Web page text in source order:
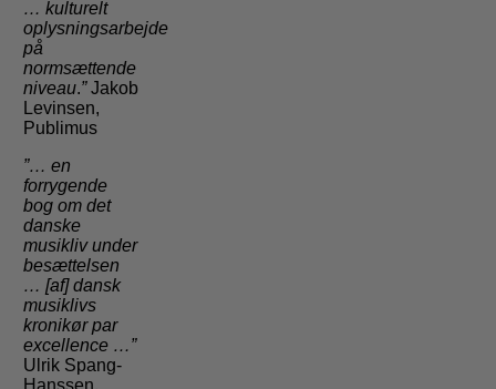
… kulturelt
oplysningsarbejde
på
normsættende
niveau.”Jakob
Levinsen,
Publimus
”… en
forrygende
bog om det
danske
musikliv under
besættelsen
… [af] dansk
musiklivs
kronikør par
excellence …”
Ulrik Spang-
Hanssen,